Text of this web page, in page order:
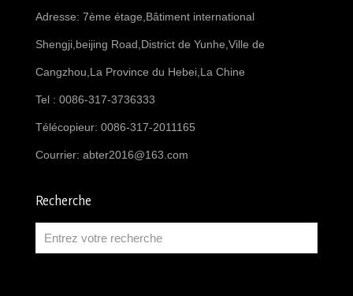
Adresse: 7ème étage,Bâtiment international
Shengji,beijing Road,District de Yunhe,Ville de
Cangzhou,La Province du Hebei,La Chine
Tel : 0086-317-3736333
Télécopieur: 0086-317-2011165
Courrier: abter2016@163.com
Recherche